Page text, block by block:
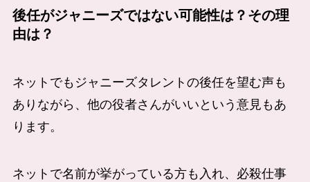
後任がジャニーズではない可能性は？その理
由は？
ネットでもジャニーズタレントの後任を望む声も
ありながら、他の役者さんがいいという意見もあ
ります。
ネットで名前が挙がっている方も入れ、必殺仕事